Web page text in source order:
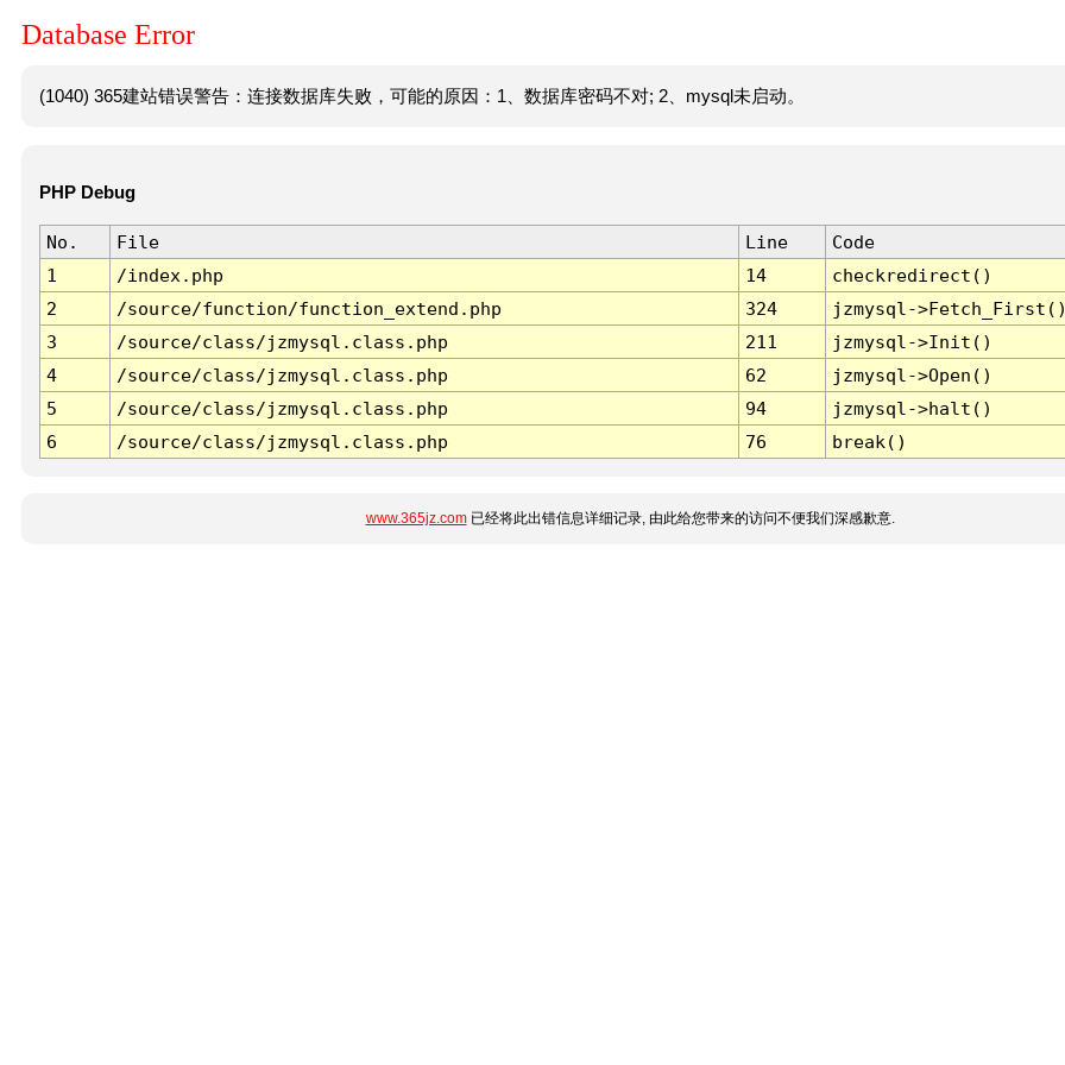
Database Error
(1040) 365建站错误警告：连接数据库失败，可能的原因：1、数据库密码不对; 2、mysql未启动。
PHP Debug
No. File Line
Code
1
/index.php 14
checkredirect()
2
/source/function/function_extend.php 324
jzmysql-
3
/source/class/jzmysql.class.php 211
jzmysql->Init()
4
/source/class/jzmysql.class.php 62
jzmysql->Open()
5
/source/class/jzmysql.class.php 94
jzmysql->halt()
6
/source/class/jzmysql.class.php 76 break()
www.365jz.com已经将此出错信息详细记录, 由此给您带来的访问不便我们深感歉意.